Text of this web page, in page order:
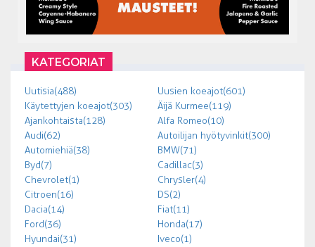
KATEGORIAT
Uutisia (488)
Uusien koeajot (601)
Käytettyjen koeajot (303)
Äijä Kurmee (119)
Ajankohtaista (128)
Alfa Romeo (10)
Audi (62)
Autoilijan hyötyvinkit (300)
Automiehiä (38)
BMW (71)
Byd (7)
Cadillac (3)
Chevrolet (1)
Chrysler (4)
Citroen (16)
DS (2)
Dacia (14)
Fiat (11)
Ford (36)
Honda (17)
Hyundai (31)
Iveco (1)